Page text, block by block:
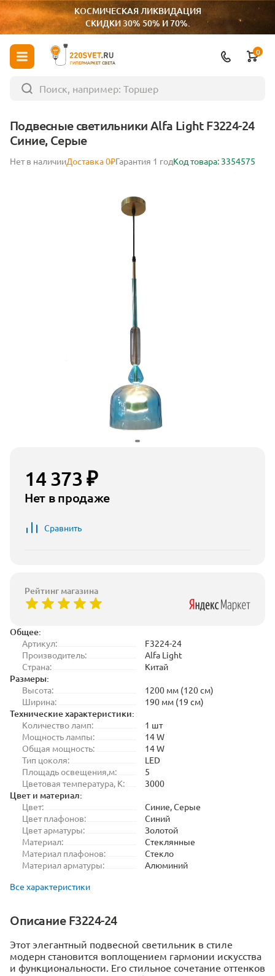
КОСМИЧЕСКАЯ ЛИКВИДАЦИЯ
СКИДКИ 30% 50% И 70%.
ГИПЕРМАРКЕТ СВЕТА
0
Подвесные светильники Alfa Light F3224-24
Синие, Серые
Нет в наличииДоставка 0₽Гарантия 1 годКод товара: 3354575
Общее:
Артикул:
F3224-24
Производитель:
Alfa Light
Страна:
Китай
Размеры:
Высота:
1200 мм (120 см)
Ширина:
190 мм (19 см)
Технические характеристики:
Количество ламп:
1 шт
Мощность лампы:
14 W
Общая мощность:
14 W
Тип цоколя:
LED
Площадь освещения,м:
5
Цветовая температура, K:
3000
Цвет и материал:
Цвет:
Синие, Серые
Цвет плафонов:
Синий
Цвет арматуры:
Золотой
Материал:
Стеклянные
Материал плафонов:
Стекло
Материал арматуры:
Алюминий
Все характеристики
Описание F3224-24
Этот элегантный подвесной светильник в стиле
модерн становится воплощением гармонии искусства
и функциональности. Его стильное сочетание оттенков
14 373 ₽
Нет в продаже
Сравнить
Рейтинг магазина